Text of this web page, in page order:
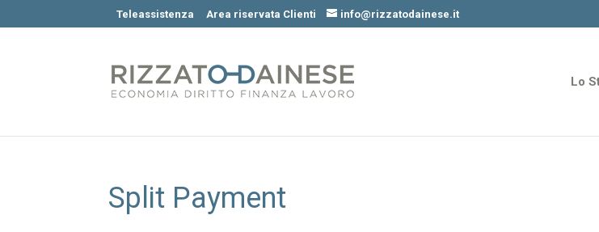
Teleassistenza Area riservata Clienti info@rizzatodainese.it
Lo
Split Payment